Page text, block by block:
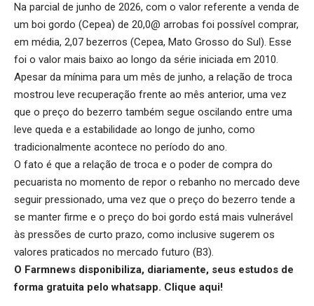
Na parcial de junho de 2026, com o valor referente a venda de
um boi gordo (Cepea) de 20,0@ arrobas foi possível comprar,
em média, 2,07 bezerros (Cepea, Mato Grosso do Sul). Esse
foi o valor mais baixo ao longo da série iniciada em 2010.
Apesar da mínima para um mês de junho, a relação de troca
mostrou leve recuperação frente ao mês anterior, uma vez
que o preço do bezerro também segue oscilando entre uma
leve queda e a estabilidade ao longo de junho, como
tradicionalmente acontece no período do ano.
O fato é que a relação de troca e o poder de compra do
pecuarista no momento de repor o rebanho no mercado deve
seguir pressionado, uma vez que o preço do bezerro tende a
se manter firme e o preço do boi gordo está mais vulnerável
às pressões de curto prazo, como inclusive sugerem os
valores praticados no mercado futuro (B3).
O Farmnews disponibiliza, diariamente, seus estudos de
forma gratuita pelo whatsapp. Clique aqui!